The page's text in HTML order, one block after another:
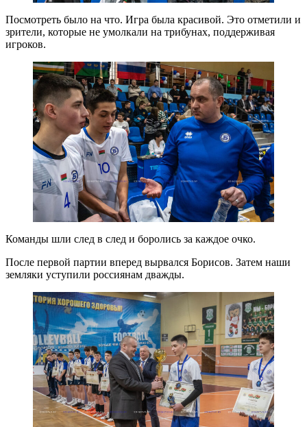
Посмотреть было на что. Игра была красивой. Это отметили и
зрители, которые не умолкали на трибунах, поддерживая
игроков.
Команды шли след в след и боролись за каждое очко.
После первой партии вперед вырвался Борисов. Затем наши
земляки уступили россиянам дважды.